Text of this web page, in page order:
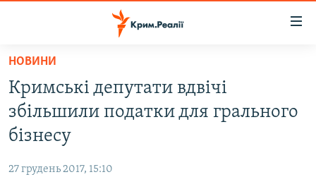
Перейти
основного
матеріалу
Перейти
до
основної
ВОДА.КРИМ
ВІДЕО ТА ФОТО
НОВИНИ
Кримські депутати вдвічі
збільшили податки для грального
бізнесу
27 грудень 2017, 15:10